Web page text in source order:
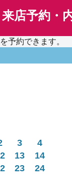
来店予約・
予約できます。
3
4
13
14
23
24